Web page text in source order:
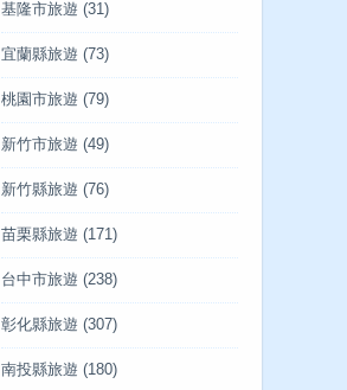
基隆市旅遊 (31)
宜蘭縣旅遊 (73)
桃園市旅遊 (79)
新竹市旅遊 (49)
新竹縣旅遊 (76)
苗栗縣旅遊 (171)
台中市旅遊 (238)
彰化縣旅遊 (307)
南投縣旅遊 (180)